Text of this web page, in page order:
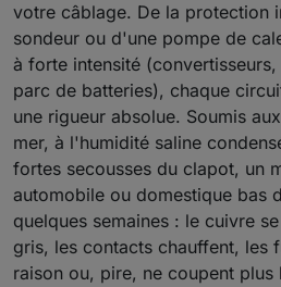
votre câblage. De la protection
sondeur ou d'une pompe de
à forte intensité
parc de batteries), chaque
une rigueur absolue. Soumis
mer, à l'humidité saline
fortes secousses du clapot, un
automobile ou domestique bas
quelques semaines : le cuivre
gris, les contacts chauffent, les
raison ou, pire, ne coupent